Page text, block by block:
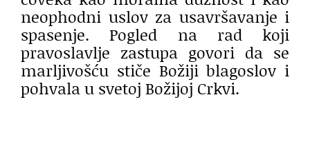
neophodni uslov za usavršavanje i
spasenje. Pogled na rad koji
pravoslavlje zastupa govori da se
marljivošću stiče Božiji blagoslov i
pohvala u svetoj Božijoj Crkvi.